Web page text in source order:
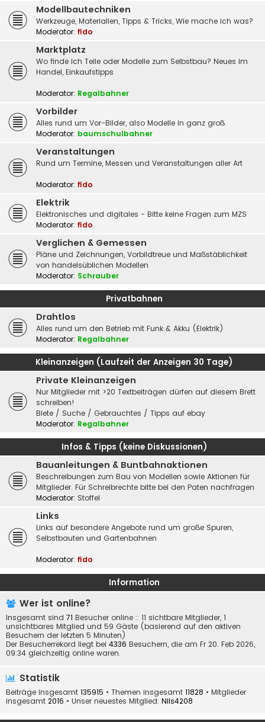
Modellbautechniken
Werkzeuge, Materialien, Tipps & Tricks, Wie mache ich was?
Moderator: fido
Marktplatz
Wo finde ich Teile oder Modelle zum Selbstbau? Neues im
Handel, Einkaufstipps
Moderator: Regalbahner
Vorbilder
Alles rund um Vor-Bilder, also Modelle in ganz groß
Moderator: baumschulbahner
Veranstaltungen
Rund um Termine, Messen und Veranstaltungen aller Art
Moderator: fido
Elektrik
Elektronisches und digitales - Bitte keine Fragen zum MZS
Moderator: fido
Verglichen & Gemessen
Pläne und Zeichnungen, Vorbildtreue und Maßstäblichkeit
von handelsüblichen Modellen
Moderator: Schrauber
Privatbahnen
Drahtlos
Alles rund um den Betrieb mit Funk & Akku (Elektrik)
Moderator: Regalbahner
Kleinanzeigen (Laufzeit der Anzeigen 30 Tage)
Private Kleinanzeigen
Nur Mitglieder mit >20 Textbeiträgen dürfen auf diesem Brett
schreiben!
Biete / Suche / Gebrauchtes / Tipps auf ebay
Moderator: Regalbahner
Infos & Tipps (keine Diskussionen)
Bauanleitungen & Buntbahnaktionen
Beschreibungen zum Bau von Modellen sowie Aktionen für
Mitglieder. Für Schreibrechte bitte bei den Paten nachfragen
Moderator: Stoffel
Links
Links auf besondere Angebote rund um große Spuren,
Selbstbauten und Gartenbahnen
Moderator: fido
Information
Wer ist online?
Insgesamt sind 71 Besucher online :: 11 sichtbare Mitglieder, 1
unsichtbares Mitglied und 59 Gäste (basierend auf den aktiven
Besuchern der letzten 5 Minuten)
Der Besucherrekord liegt bei 4336 Besuchern, die am Fr 20. Feb 2026,
09:34 gleichzeitig online waren.
Statistik
Beiträge insgesamt 135915 • Themen insgesamt 11828 • Mitglieder
insgesamt 2016 • Unser neuestes Mitglied: Nils4208